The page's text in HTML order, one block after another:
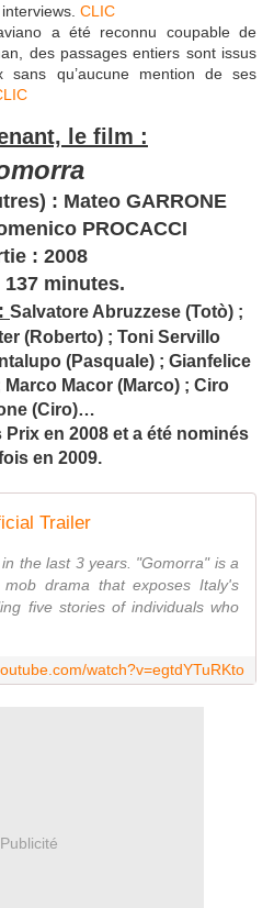
CLIC
a été reconnu coupable de
des passages entiers sont issus
sans qu’aucune mention de ses
le film :
: Mateo GARRONE
PROCACCI
: 2008
137 minutes.
Salvatore Abruzzese (Totò) ;
(Roberto) ; Toni Servillo
(Pasquale) ; Gianfelice
Marco Macor (Marco) ; Ciro
(Ciro)…
en 2008 et a été nominés
en 2009.
Trailer
the last 3 years. "Gomorra" is a
mob drama that exposes Italy's
five stories of individuals who
watch?v=egtdYTuRKto
Publicité